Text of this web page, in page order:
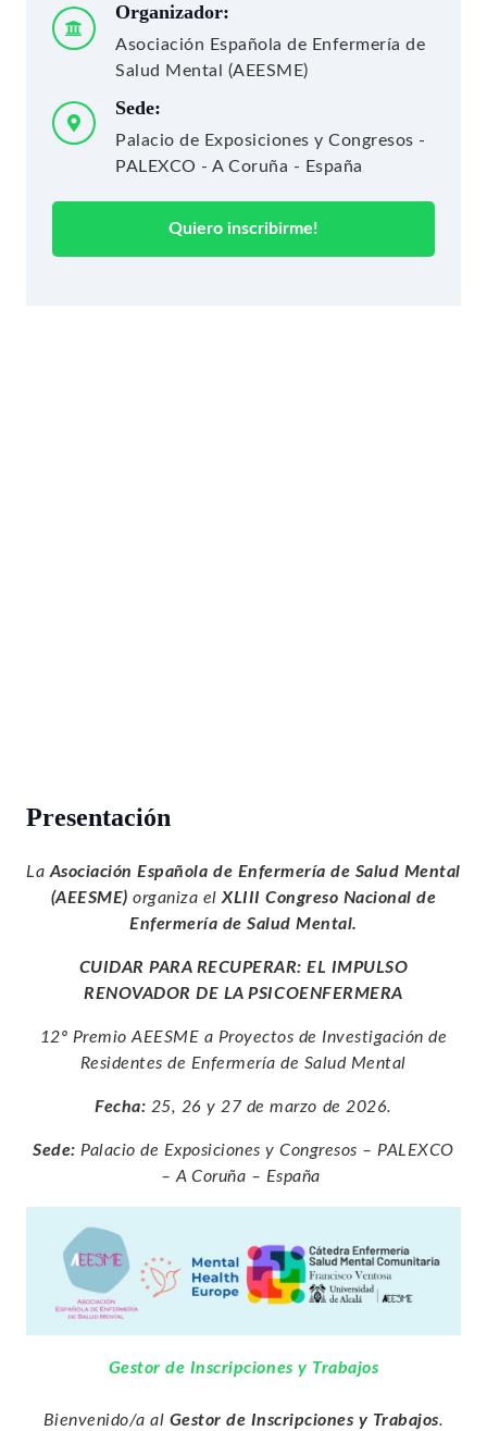
Organizador:
Asociación Española de Enfermería de
Salud Mental (AEESME)
Sede:
Palacio de Exposiciones y Congresos -
PALEXCO - A Coruña - España
Quiero inscribirme!
Presentación
La Asociación Española de Enfermería de Salud Mental
(AEESME) organiza elXLIII Congreso Nacional de
Enfermería de Salud Mental.
CUIDAR PARA RECUPERAR: EL IMPULSO
RENOVADOR DE LA PSICOENFERMERA
12º Premio AEESME a Proyectos de Investigación de
Residentes de Enfermería de Salud Mental
Fecha: 25, 26 y 27 de marzo de 2026.
Sede: Palacio de Exposiciones y Congresos – PALEXCO
– A Coruña – España
Gestor de Inscripciones y Trabajos
Bienvenido/a al Gestor de Inscripciones y Trabajos.